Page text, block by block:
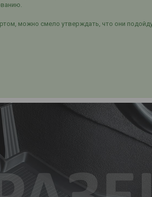
можно смело утверждать, что они